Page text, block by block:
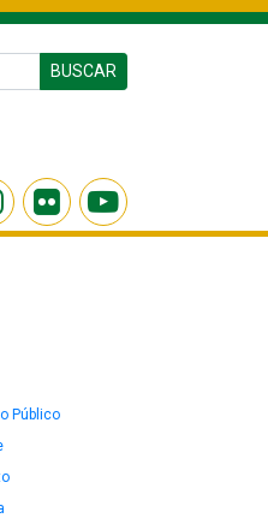
BUSCAR
Público